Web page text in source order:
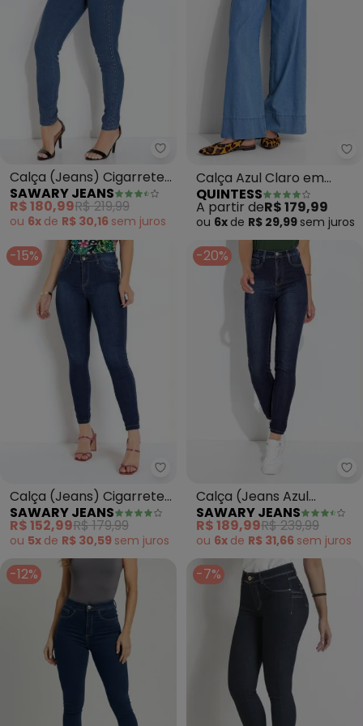
Sawary Jeans - Calça (Jeans)
Calça (Jeans) Cigarrete
Sawary
SAWARY JEANS
R$ 180,99R$ 219,99
ou 6x de R$ 30,16 sem juros
Calça Azul Claro em
Jeans de Algodão
QUINTESS
A partir deR$ 179,99
ou 6x de R$ 29,99 sem juros
-15%
Sawary Jeans - Calça (Jeans)
Calça (Jeans) Cigarrete
Levanta Bumbum Sawary
SAWARY JEANS
R$ 152,99R$ 179,99
ou 5x de R$ 30,59 sem juros
-20%
Calça (Jeans Azul
Escuro) Super Lipo
Cigarrete
SAWARY JEANS
R$ 189,99R$ 239,99
ou 6x de R$ 31,66 sem juros
-12% -7%